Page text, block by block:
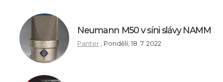
Neumann M50 v síni slávy NAMM
Panter , Pondělí, 18. 7. 2022